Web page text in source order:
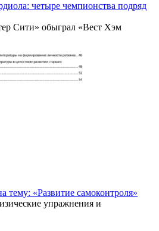
четыре чемпионства подряд
Сити» обыграл «Вест Хэм
тему: «Развитие самоконтроля»
упражнения и